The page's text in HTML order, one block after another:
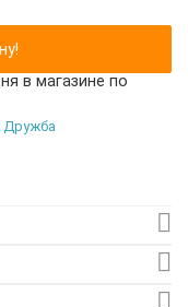
в магазине по
Дружба